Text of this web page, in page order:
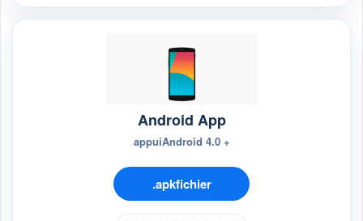
Android App
appuiAndroid 4.0 +
.apkfichier